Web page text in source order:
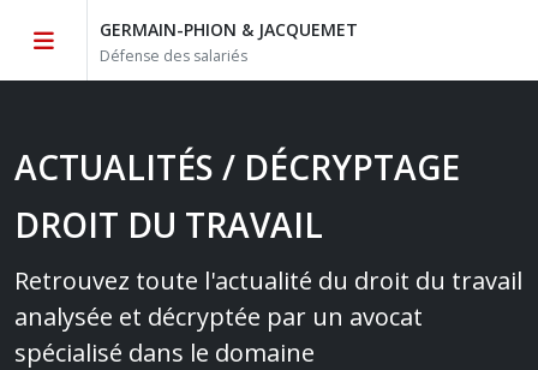
GERMAIN-PHION & JACQUEMET
Défense des salariés
ACTUALITÉS / DÉCRYPTAGE
DROIT DU TRAVAIL
Retrouvez toute l'actualité du droit du travail
analysée et décryptée par un avocat
spécialisé dans le domaine